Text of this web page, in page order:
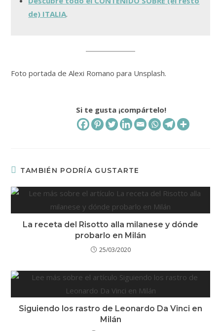
de) ITALIA.
Foto portada de Alexi Romano para Unsplash.
Si te gusta ¡compártelo!
TAMBIÉN PODRÍA GUSTARTE
La receta del Risotto alla milanese y dónde
probarlo en Milán
25/03/2020
Siguiendo los rastro de Leonardo Da Vinci en
Milán